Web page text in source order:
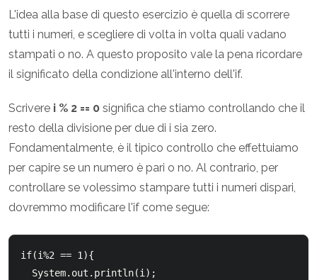
L'idea alla base di questo esercizio è quella di scorrere
tutti i numeri, e scegliere di volta in volta quali vadano
stampati o no. A questo proposito vale la pena ricordare
il significato della condizione all'interno dell'if.
Scrivere i % 2 == 0 significa che stiamo controllando che il
resto della divisione per due di i sia zero.
Fondamentalmente, è il tipico controllo che effettuiamo
per capire se un numero è pari o no. Al contrario, per
controllare se volessimo stampare tutti i numeri dispari,
dovremmo modificare l'if come segue:
if(i%2 == 1){
System.out.println(i);